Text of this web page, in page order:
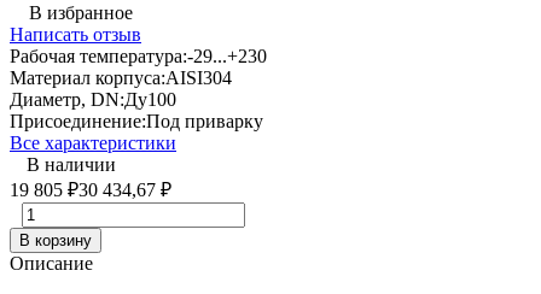
В избранное
Написать отзыв
Рабочая температура:-29...+230
Материал корпуса:AISI304
Диаметр, DN:Ду100
Присоединение:Под приварку
Все характеристики
В наличии
19 805 ₽30 434,67 ₽
В корзину
Описание